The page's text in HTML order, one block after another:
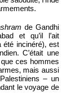
de Gandhi
et qu’il l’ait
incinéré), est
C’était une
ces hommes
mais aussi
– un
le voyage de